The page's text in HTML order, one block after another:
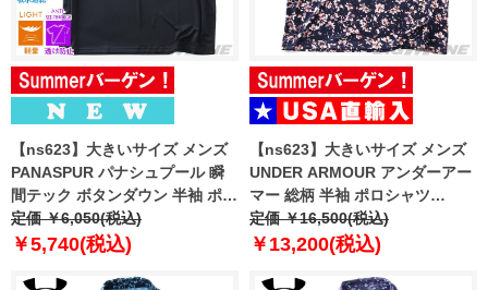
【ns623】大きいサイズ メンズ
PANASPUR パナシュプール 瞬
間テック ボタンダウン 半袖 ポロ
シャツ 軽量 ドライタッチ 春夏新
作 6403-731z
定価 ￥6,050(税込)
￥5,740(税込)
【ns623】大きいサイズ メンズ
UNDER ARMOUR アンダーアー
マー 総柄 半袖 ポロシャツ
MATCHPLAY PRINTED POLO
USA直輸入 6009800-410
定価 ￥16,500(税込)
￥13,200(税込)